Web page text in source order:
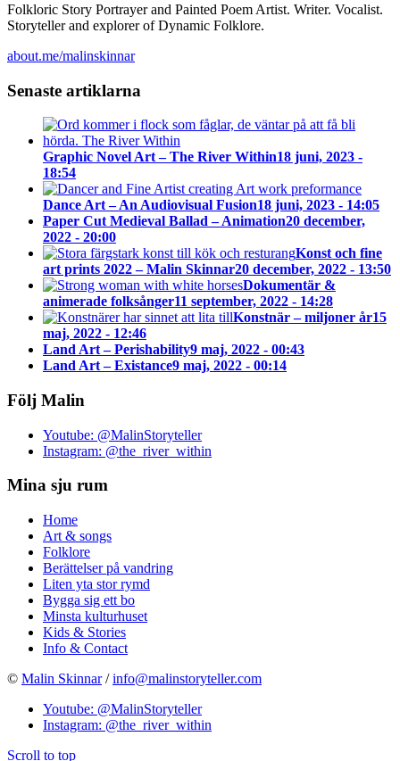
Folkloric Story Portrayer and Painted Poem Artist. Writer. Vocalist.
Storyteller and explorer of Dynamic Folklore.
about.me/malinskinnar
Senaste artiklarna
Graphic Novel Art – The River Within18 juni, 2023 -
18:54
Dance Art – An Audiovisual Fusion18 juni, 2023 - 14:05
Paper Cut Medieval Ballad – Animation20 december,
2022 - 20:00
Konst och fine
art prints 2022 – Malin Skinnar20 december, 2022 - 13:50
Dokumentär &
animerade folksånger11 september, 2022 - 14:28
Konstnär – miljoner år15
maj, 2022 - 12:46
Land Art – Perishability9 maj, 2022 - 00:43
Land Art – Existance9 maj, 2022 - 00:14
Följ Malin
Youtube: @MalinStoryteller
Instagram: @the_river_within
Mina sju rum
Home
Art & songs
Folklore
Berättelser på vandring
Liten yta stor rymd
Bygga sig ett bo
Minsta kulturhuset
Kids & Stories
Info & Contact
© Malin Skinnar/info@malinstoryteller.com
Youtube: @MalinStoryteller
Instagram: @the_river_within
Scroll to top